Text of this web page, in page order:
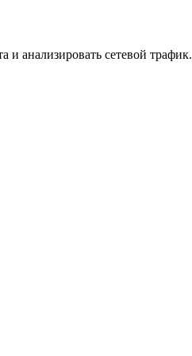
анализировать сетевой трафик.